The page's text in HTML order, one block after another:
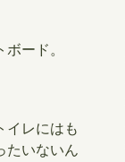
ード。
イレにはも
たいないん